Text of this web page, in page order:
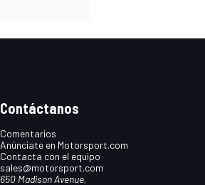
Contáctanos
Comentarios
Anúnciate en Motorsport.com
Contacta con el equipo
sales@motorsport.com
650 Madison Avenue,